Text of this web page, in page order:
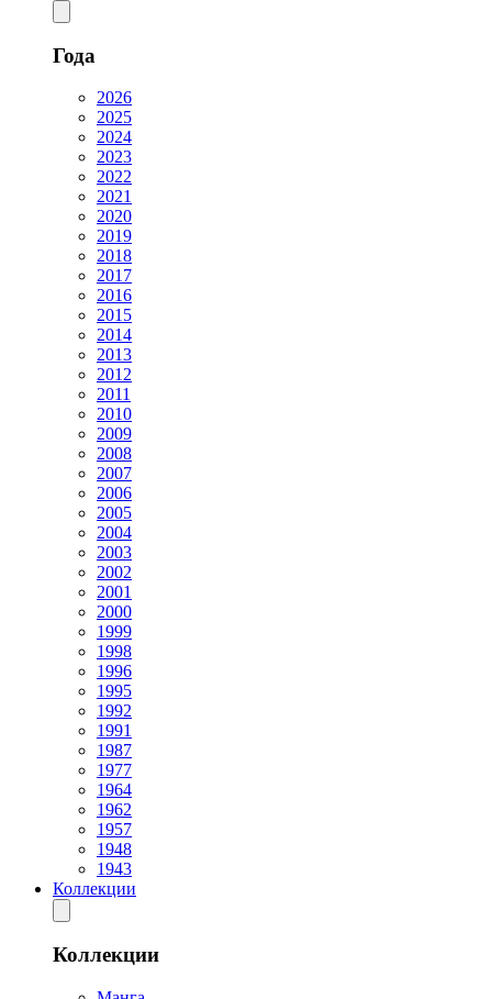
Года
2026
2025
2024
2023
2022
2021
2020
2019
2018
2017
2016
2015
2014
2013
2012
2011
2010
2009
2008
2007
2006
2005
2004
2003
2002
2001
2000
1999
1998
1996
1995
1992
1991
1987
1977
1964
1962
1957
1948
1943
Коллекции
Коллекции